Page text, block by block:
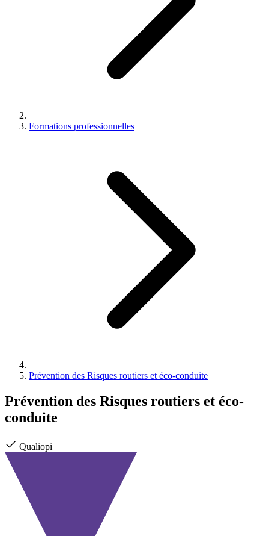
Formations professionnelles
Prévention des Risques routiers et éco-conduite
Prévention des Risques routiers et éco-
conduite
Qualiopi